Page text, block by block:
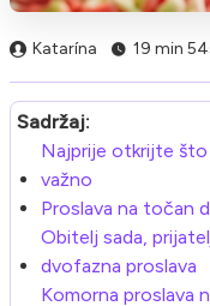
Katarína 19 min
Sadržaj:
Najprije otkrijte što
važno
Proslava na točan
Obitelj sada,
dvofazna proslava
Komorna proslava